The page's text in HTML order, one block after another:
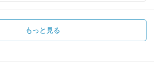
もっと見る